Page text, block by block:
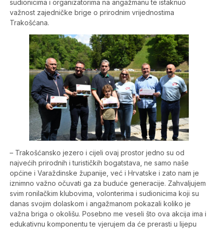
sudionicima i organizatorima na angažmanu te istaknuo
važnost zajedničke brige o prirodnim vrijednostima
Trakošćana.
– Trakošćansko jezero i cijeli ovaj prostor jedno su od
najvećih prirodnih i turističkih bogatstava, ne samo naše
općine i Varaždinske županije, već i Hrvatske i zato nam je
iznimno važno očuvati ga za buduće generacije. Zahvaljujem
svim ronilačkim klubovima, volonterima i sudionicima koji su
danas svojim dolaskom i angažmanom pokazali koliko je
važna briga o okolišu. Posebno me veseli što ova akcija ima i
edukativnu komponentu te vjerujem da će prerasti u lijepu